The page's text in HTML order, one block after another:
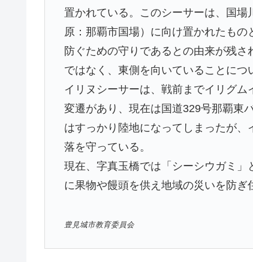
置かれている。このシーサーは、国
原：那覇市国場）に向け置かれたも
防ぐための守りであるとの由来が残
ではなく、東側を向いていることにつ
イリヌシーサーは、戦前までイリグ
変遷があり、現在は国道329号那覇東
はすっかり陸地になってしまったが
落を守っている。
現在、字真玉橋では「シーシウガミ
に果物や饅頭を供え地域の災いを防ぎ
豊見城市教育委員会